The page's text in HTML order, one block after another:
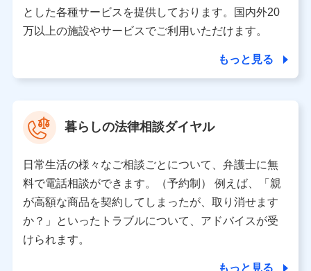
当社は株式会社NTTドコモとの間で、以下のとおり個
人データを共同利用します。
氏名、電話番号、メールアドレス、お客さまの識別子、属
性、連絡先、dポイントサービスのご利用に関する情報。例
として、dポイントカード番号、性別、年齢、家族構成、住
所、dポイント残高、dポイント利用履歴などが含まれます。
利用情報
当社又は株式会社NTTドコモが提供する各種サービスなどの
ご契約・ご利用などに関する情報。例として、当社又は株式
会社NTTドコモが提供する各種サービスのご契約状態・ご利
用履歴インターネット利用時の行動に関する情報、アプリケ
ーション利用時の行動に関する情報、購入されたサービスや
とした各種サービスを提供しております。国内外20
万以上の施設やサービスでご利用いただけます。
もっと見る
暮らしの法律相談ダイヤル
日常生活の様々なご相談ごとについて、弁護士に無
料で電話相談ができます。（予約制） 例えば、「親
が高額な商品を契約してしまったが、取り消せます
か？」といったトラブルについて、アドバイスが受
けられます。
もっと見る